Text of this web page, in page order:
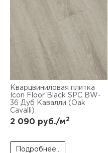
Кварцвиниловая плитка
Icon Floor Black SPC BW-
36 Дуб Кавалли (Oak
Cavalli)
2 090 руб./м2
Подробнее...